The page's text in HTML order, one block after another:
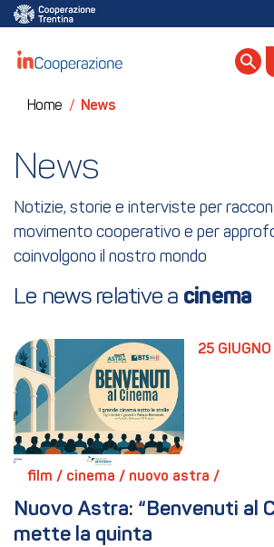
Home / News
News
Notizie, storie e interviste per
movimento cooperativo e per
coinvolgono il nostro mondo
Le news relative a cinema
25
film / cinema / nuovo astra /
Nuovo Astra: “Benvenuti al
mette la quinta